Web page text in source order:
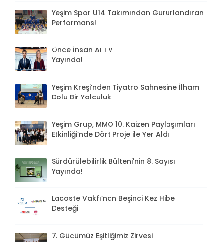
Yeşim Spor U14 Takımından Gururlandıran
Performans!
Önce İnsan AI TV
Yayında!
Yeşim Kreşi’nden Tiyatro Sahnesine İlham
Dolu Bir Yolculuk
Yeşim Grup, MMO 10. Kaizen Paylaşımları
Etkinliği’nde Dört Proje ile Yer Aldı
Sürdürülebilirlik Bülteni'nin 8. Sayısı
Yayında!
Lacoste Vakfı’nan Beşinci Kez Hibe
Desteği
7. Gücümüz Eşitliğimiz Zirvesi